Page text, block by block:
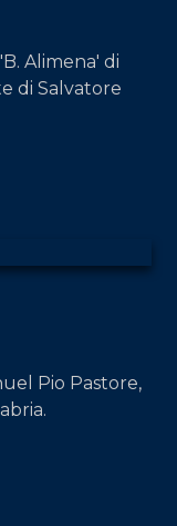
Alimena' di
di Salvatore
Pio Pastore,